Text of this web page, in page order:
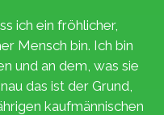
ich ein fröhlicher,
Mensch bin. Ich bin
und an dem, was sie
das ist der Grund,
kaufmännischen